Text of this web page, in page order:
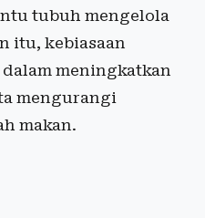
tubuh mengelola
itu, kebiasaan
meningkatkan
mengurangi
makan.